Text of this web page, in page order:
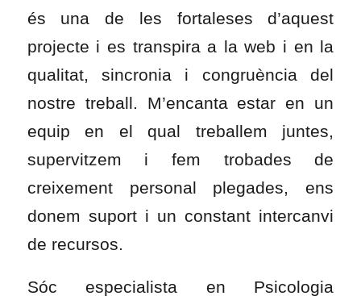
és una de les fortaleses d’aquest
projecte i es transpira a la web i en la
qualitat, sincronia i congruència del
nostre treball. M’encanta estar en un
equip en el qual treballem juntes,
supervitzem i fem trobades de
creixement personal plegades, ens
donem suport i un constant intercanvi
de recursos.
Sóc especialista en Psicologia